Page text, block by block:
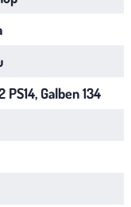
PS14, Galben 134